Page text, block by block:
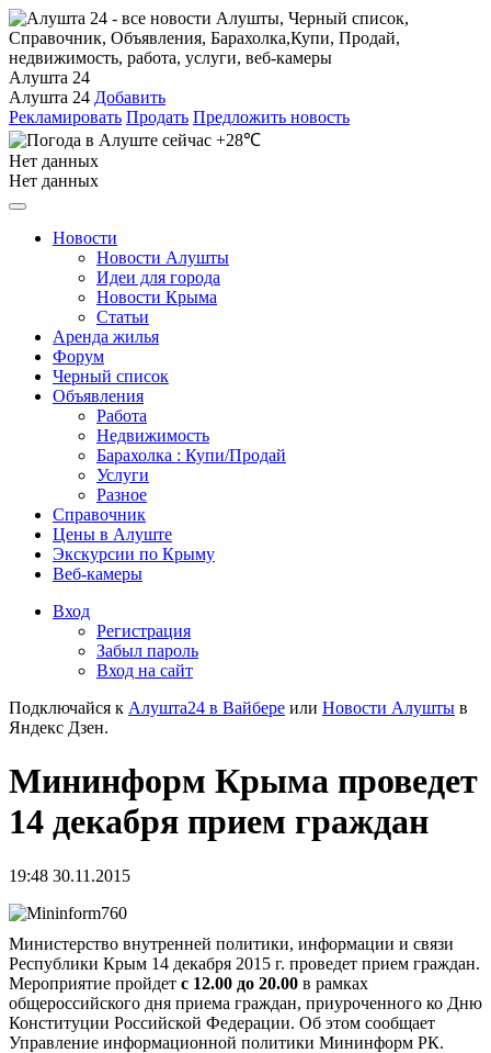
Алушта 24
Алушта 24 Добавить
Рекламировать Продать Предложить новость
+28℃
Нет данных
Нет данных
Новости
Новости Алушты
Идеи для города
Новости Крыма
Статьи
Аренда жилья
Форум
Черный список
Объявления
Работа
Недвижимость
Барахолка : Купи/Продай
Услуги
Разное
Справочник
Цены в Алуште
Экскурсии по Крыму
Веб-камеры
Вход
Регистрация
Забыл пароль
Вход на сайт
Подключайся к Алушта24 в Вайбере или Новости Алушты в
Яндекс Дзен.
Мининформ Крыма проведет
14 декабря прием граждан
19:48 30.11.2015
Министерство внутренней политики, информации и связи
Республики Крым 14 декабря 2015 г. проведет прием граждан.
Мероприятие пройдет с 12.00 до 20.00 в рамках
общероссийского дня приема граждан, приуроченного ко Дню
Конституции Российской Федерации. Об этом сообщает
Управление информационной политики Мининформ РК.